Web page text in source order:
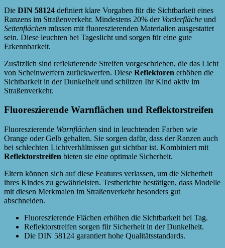
Die DIN 58124 definiert klare Vorgaben für die Sichtbarkeit eines
Ranzens im Straßenverkehr. Mindestens 20% der Vorderfläche und
Seitenflächen müssen mit fluoreszierenden Materialien ausgestattet
sein. Diese leuchten bei Tageslicht und sorgen für eine gute
Erkennbarkeit.
Zusätzlich sind reflektierende Streifen vorgeschrieben, die das Licht
von Scheinwerfern zurückwerfen. Diese Reflektoren erhöhen die
Sichtbarkeit in der Dunkelheit und schützen Ihr Kind aktiv im
Straßenverkehr.
Fluoreszierende Warnflächen und Reflektorstreifen
Fluoreszierende Warnflächen sind in leuchtenden Farben wie
Orange oder Gelb gehalten. Sie sorgen dafür, dass der Ranzen auch
bei schlechten Lichtverhältnissen gut sichtbar ist. Kombiniert mit
Reflektorstreifen bieten sie eine optimale Sicherheit.
Eltern können sich auf diese Features verlassen, um die Sicherheit
ihres Kindes zu gewährleisten. Testberichte bestätigen, dass Modelle
mit diesen Merkmalen im Straßenverkehr besonders gut
abschneiden.
Fluoreszierende Flächen erhöhen die Sichtbarkeit bei Tag.
Reflektorstreifen sorgen für Sicherheit in der Dunkelheit.
Die DIN 58124 garantiert hohe Qualitätsstandards.